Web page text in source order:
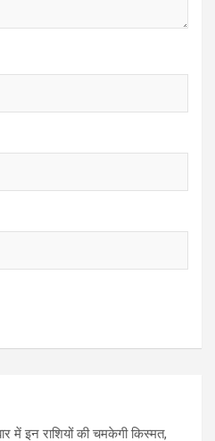
में इन राशियों की चमकेगी किस्मत,